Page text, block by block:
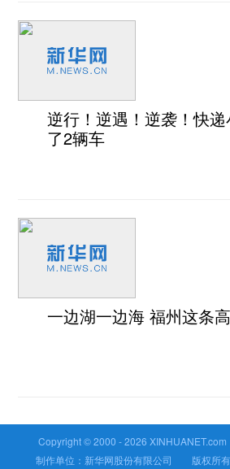
逆行！逆遇！逆袭！快
了2辆车
一边湖一边海 福州这条
Copyright © 2000 -2026
制作单位：新华网股份有限公司 版权所有